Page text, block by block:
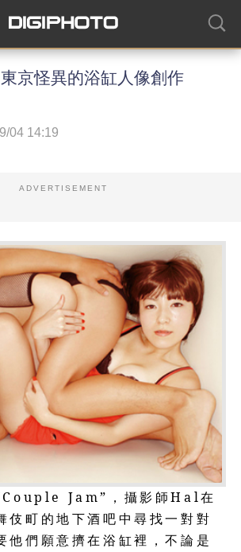
東京怪異的浴缸人像創作
04 14:19
ADVERTISEMENT
Jam” ，攝影師Hal在
伎町的地下酒吧中尋找一對對
他們願意擠在浴缸裡，不論是